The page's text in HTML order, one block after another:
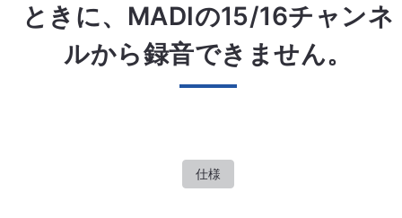
ときに、MADIの15/16チャンネ
ルから録音できません。
仕様